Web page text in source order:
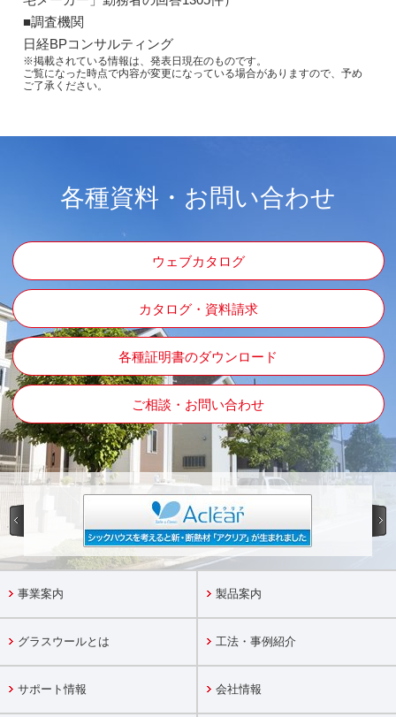
■調査機関
日経BPコンサルティング
※掲載されている情報は、発表日現在のものです。
ご覧になった時点で内容が変更になっている場合がありますので、予め
ご了承ください。
各種資料・お問い合わせ
ウェブカタログ
カタログ・資料請求
各種証明書のダウンロード
ご相談・お問い合わせ
事業案内 製品案内
グラスウールとは 工法・事例紹介
サポート情報 会社情報